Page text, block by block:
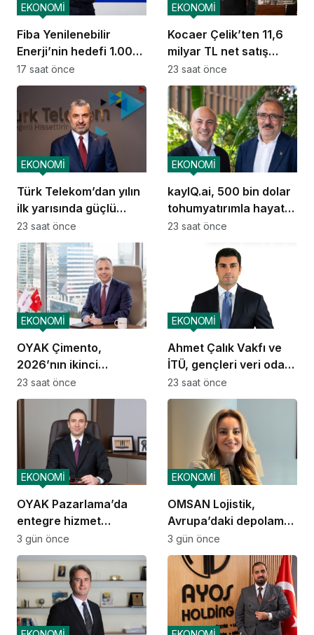
Fiba Yenilenebilir
Enerji’nin hedefi 1.000
MW
EKONOMİ
17 saat önce
Kocaer Çelik’ten 11,6
milyar TL net satış
geliri
EKONOMİ
23 saat önce
Türk Telekom’dan yılın
ilk yarısında güçlü
performans
EKONOMİ
23 saat önce
kayIQ.ai, 500 bin dolar
tohumyatırımla hayata
geçti
EKONOMİ
23 saat önce
OYAK Çimento,
2026’nın ikinci
çeyreğinde olumlu
performansını
EKONOMİ
23 saat önce
Ahmet Çalık Vakfı ve
İTÜ, gençleri veri odaklı
geleceğe hazırlıyor
EKONOMİ
23 saat önce
OYAK Pazarlama’da
entegre hizmet
ekosistemi kuruluyor
EKONOMİ
3 gün önce
OMSAN Lojistik,
Avrupa’daki depolama
ve dağıtım
operasyonlarına
başladı
EKONOMİ
3 gün önce